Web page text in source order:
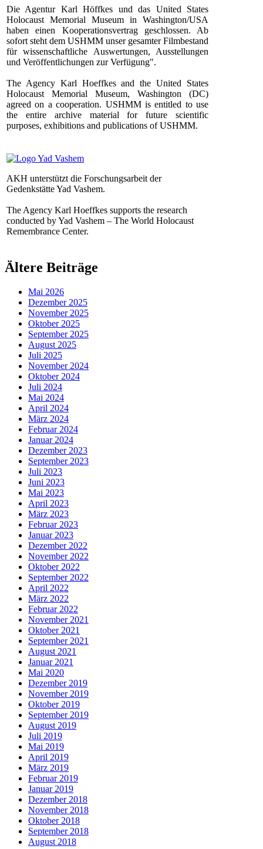
Die Agentur Karl Höffkes und das United States
Holocaust Memorial Museum in Washington/USA
haben einen Kooperationsvertrag geschlossen. Ab
sofort steht dem USHMM unser gesamter Filmbestand
für wissenschaftliche Auswertungen, Ausstellungen
und Veröffentlichungen zur Verfügung".
The Agency Karl Hoeffkes and the United States
Holocaust Memorial Museum, Washington (DC)
agreed on a cooperation. USHMM is entitled to use
the entire archive material for future scientific
purposes, exhibitions and publications of USHMM.
AKH unterstützt die Forschungsarbeit der
Gedenkstätte Yad Vashem.
The Agency Karl Hoeffkes supports the research
conducted by Yad Vashem – The World Holocaust
Remembrance Center.
Ältere Beiträge
Mai 2026
Dezember 2025
November 2025
Oktober 2025
September 2025
August 2025
Juli 2025
November 2024
Oktober 2024
Juli 2024
Mai 2024
April 2024
März 2024
Februar 2024
Januar 2024
Dezember 2023
September 2023
Juli 2023
Juni 2023
Mai 2023
April 2023
März 2023
Februar 2023
Januar 2023
Dezember 2022
November 2022
Oktober 2022
September 2022
April 2022
März 2022
Februar 2022
November 2021
Oktober 2021
September 2021
August 2021
Januar 2021
Mai 2020
Dezember 2019
November 2019
Oktober 2019
September 2019
August 2019
Juli 2019
Mai 2019
April 2019
März 2019
Februar 2019
Januar 2019
Dezember 2018
November 2018
Oktober 2018
September 2018
August 2018